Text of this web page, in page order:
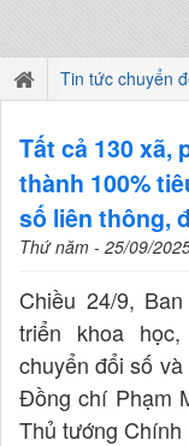
Tin tức chuyển
Tất cả 130 xã,
thành 100%
số liên thông,
Thứ năm - 25/09/
Chiều 24/9,
triển khoa
chuyển đổi số
Đồng chí Phạm
Thủ tướng